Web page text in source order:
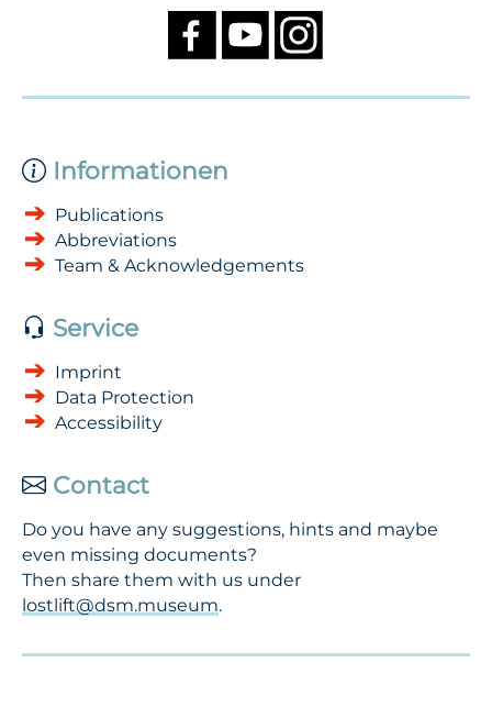
Informationen
Publications
Abbreviations
Team & Acknowledgements
Service
Imprint
Data Protection
Accessibility
Contact
Do you have any suggestions, hints and maybe
even missing documents?
Then share them with us under
lostlift@dsm.museum.